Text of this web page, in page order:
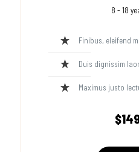
8 - 18
Finibus, eleifend
Duis dignissim
Maximus justo